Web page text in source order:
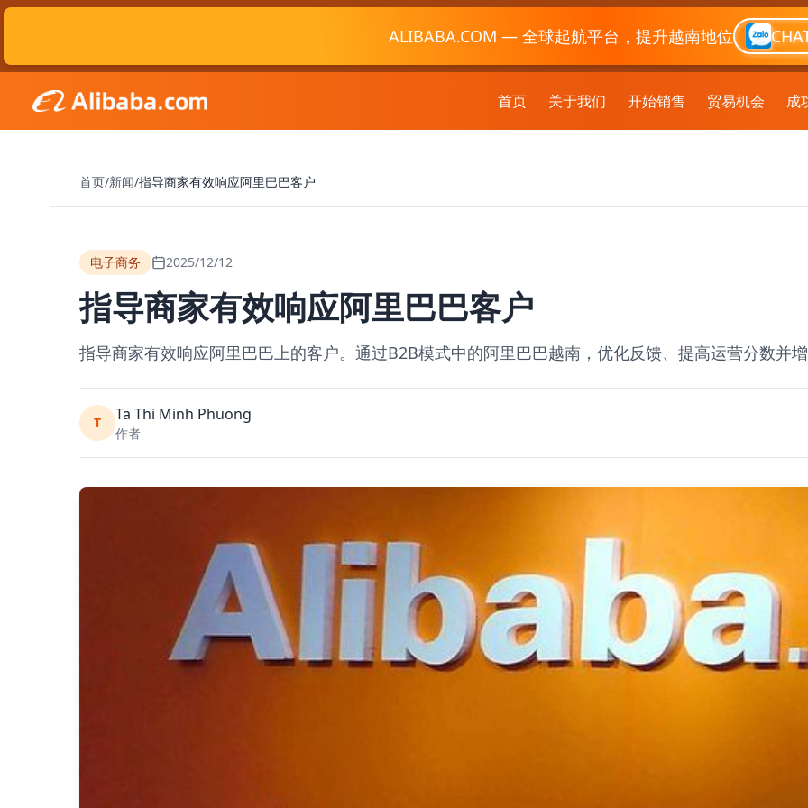
ALIBABA.COM — 全球起航平台，提升越南地位
首页 关于我们 开始销售 贸易机会 成
首页/新闻/指导商家有效响应阿里巴巴客户
电子商务 2025/12/12
指导商家有效响应阿里巴巴客户
指导商家有效响应阿里巴巴上的客户。通过B2B模式中的阿里巴巴越南，优化反馈、提高运营分数并
T Ta Thi Minh Phuong
作者